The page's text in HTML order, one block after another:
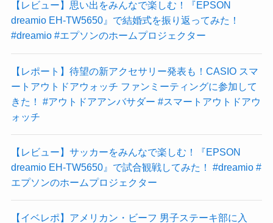
【レビュー】思い出をみんなで楽しむ！『EPSON
dreamio EH-TW5650』で結婚式を振り返ってみた！
#dreamio #エプソンのホームプロジェクター
【レポート】待望の新アクセサリー発表も！CASIO スマ
ートアウトドアウォッチ ファンミーティングに参加して
きた！ #アウトドアアンバサダー #スマートアウトドアウ
ォッチ
【レビュー】サッカーをみんなで楽しむ！『EPSON
dreamio EH-TW5650』で試合観戦してみた！ #dreamio #
エプソンのホームプロジェクター
【イベレポ】アメリカン・ビーフ 男子ステーキ部に入